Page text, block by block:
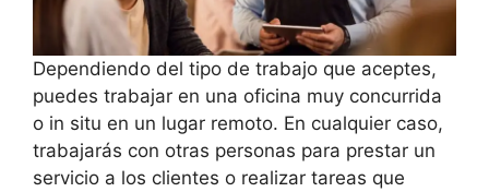
Dependiendo del tipo de trabajo que aceptes,
puedes trabajar en una oficina muy concurrida
o in situ en un lugar remoto. En cualquier caso,
trabajarás con otras personas para prestar un
servicio a los clientes o realizar tareas que